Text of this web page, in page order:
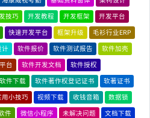
技巧 开发教程 开发框架 开发平台
快速开发平台 框架升级 毛衫行业ERP
计 软件报价 软件测试报告 软件加壳
台 软件开发文档 软件授权
软件下载 软件著作权登记证书 软著证书
用小技巧 视频下载 收钱音箱 数据锁
件 微信小程序 未解决问题 文档下载